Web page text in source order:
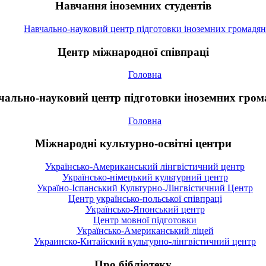
Навчання іноземних студентів
Навчально-науковий центр підготовки іноземних громадян
Центр міжнародної співпраці
Головна
науковий центр підготовки іноземних
Головна
Міжнародні культурно-освітні центри
Українсько-Американський лінгвістичний центр
Українсько-німецький культурний центр
Україно-Іспанський Культурно-Лінгвістичний Центр
Центр українсько-польської співпраці
Українсько-Японський центр
Центр мовної підготовки
Українсько-Американський ліцей
Украинско-Китайский культурно-лінгвістичний центр